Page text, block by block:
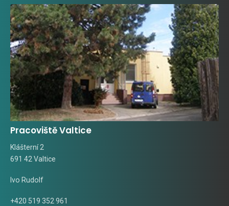
Pracoviště Valtice
Klášterní 2
691 42 Valtice
Ivo Rudolf
+420 519 352 961